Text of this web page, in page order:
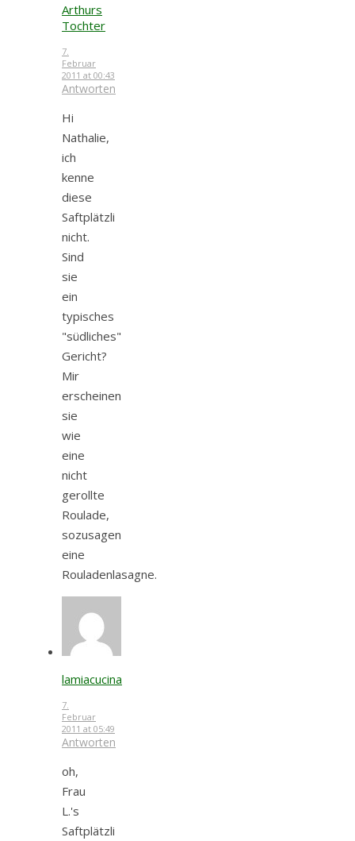
Arthurs
Tochter
7.
Februar
2011 at 00:43
Antworten
Hi
Nathalie,
ich
kenne
diese
Saftplätzli
nicht.
Sind
sie
ein
typisches
"südliches"
Gericht?
Mir
erscheinen
sie
wie
eine
nicht
gerollte
Roulade,
sozusagen
eine
Rouladenlasagne.
lamiacucina
7.
Februar
2011 at 05:49
Antworten
oh,
Frau
L.'s
Saftplätzli